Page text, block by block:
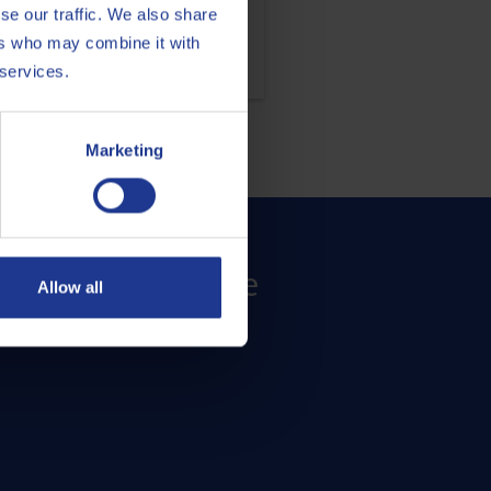
our traffic. We also share
who may combine it with
Marketing
Allow all
el potencial de